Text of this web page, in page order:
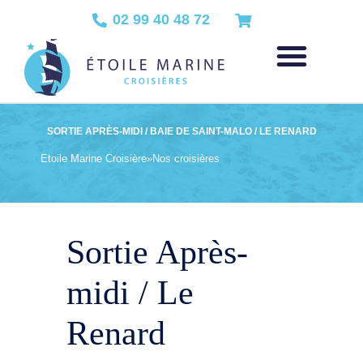
02 99 40 48 72
SORTIE APRÈS-MIDI / BAIE DE SAINT-MALO / LE RENARD
Etoile Marine Croisière»Nos croisières
Sortie Après-
midi / Le
Renard